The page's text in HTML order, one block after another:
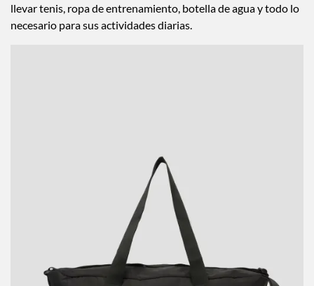
llevar tenis, ropa de entrenamiento, botella de agua y todo lo
necesario para sus actividades diarias.